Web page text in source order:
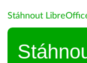
Stáhnout